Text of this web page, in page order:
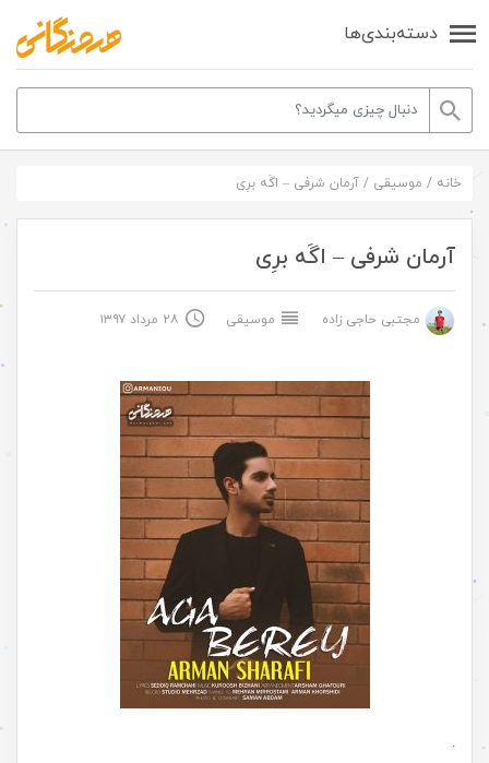
دسته‌بندی‌ها
خانه / موسیقی / آرمان شرفی – اگَه برِی
آرمان شرفی – اگَه برِی
مجتبی حاجی زاده موسیقی ۲۸ مرداد ۱۳۹۷
.